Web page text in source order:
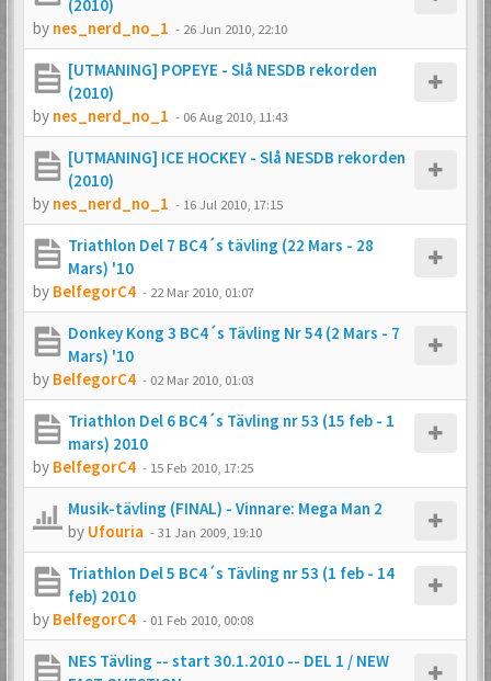
(2010)
by nes_nerd_no_1 - 26 Jun 2010, 22:10
[UTMANING] POPEYE - Slå NESDB rekorden
(2010)
by nes_nerd_no_1 - 06 Aug 2010, 11:43
[UTMANING] ICE HOCKEY - Slå NESDB rekorden
(2010)
by nes_nerd_no_1 - 16 Jul 2010, 17:15
Triathlon Del 7 BC4´s tävling (22 Mars - 28
Mars) '10
by BelfegorC4 - 22 Mar 2010, 01:07
Donkey Kong 3 BC4´s Tävling Nr 54 (2 Mars - 7
Mars) '10
by BelfegorC4 - 02 Mar 2010, 01:03
Triathlon Del 6 BC4´s Tävling nr 53 (15 feb - 1
mars) 2010
by BelfegorC4 - 15 Feb 2010, 17:25
Musik-tävling (FINAL) - Vinnare: Mega Man 2
by Ufouria -31 Jan 2009, 19:10
Triathlon Del 5 BC4´s Tävling nr 53 (1 feb - 14
feb) 2010
by BelfegorC4 - 01 Feb 2010, 00:08
NES Tävling -- start 30.1.2010 -- DEL 1 / NEW